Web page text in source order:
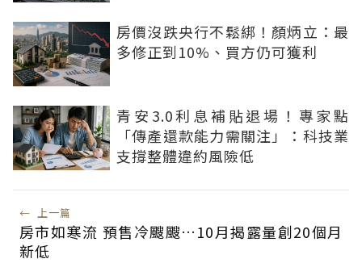
房價沒跌央行不鬆綁！顏炳立：最
多修正到10%、買方仍可獲利
青安3.0利息補貼退場！專家點
「傳產還款能力需關注」：科技業
支撐整體違約風險低
← 上一篇
房市如寒流 預售冷颼颼…10月揭露量創20個月
新低